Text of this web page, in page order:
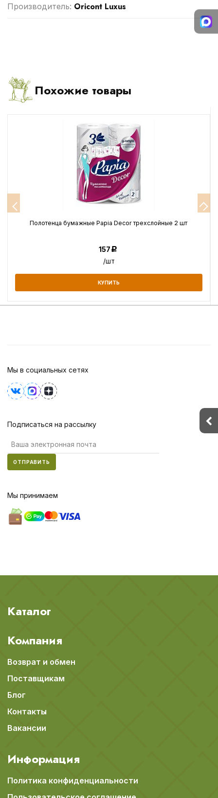
Производитель: Oricont Luxus
Похожие товары
Полотенца бумажные Papia Decor трехслойные 2 шт
157Р
/шт
КУПИТЬ
Мы в социальных сетях
Подписаться на рассылку
ОТПРАВИТЬ
Мы принимаем
Каталог
Компания
Возврат и обмен
Поставщикам
Блог
Контакты
Вакансии
Информация
Политика конфиденциальности